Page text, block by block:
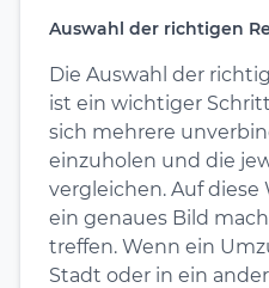
Auswahl der richtigen
Die Auswahl der
ist ein wichtiger
sich mehrere
einzuholen und die
vergleichen. Auf diese
ein genaues Bild
treffen. Wenn ein
Stadt oder in ein